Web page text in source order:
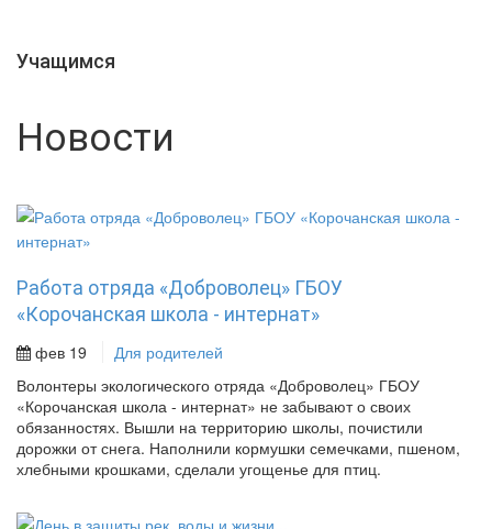
Учащимся
Новости
Работа отряда «Доброволец» ГБОУ
«Корочанская школа - интернат»
фев 19
Для родителей
Волонтеры экологического отряда «Доброволец» ГБОУ
«Корочанская школа - интернат» не забывают о своих
обязанностях. Вышли на территорию школы, почистили
дорожки от снега. Наполнили кормушки семечками, пшеном,
хлебными крошками, сделали угощенье для птиц.